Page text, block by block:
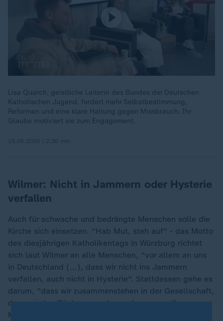
Lisa Quarch, geistliche Leiterin des Bundes der Deutschen
Katholischen Jugend, fordert mehr Selbstbestimmung,
Reformen und eine klare Haltung gegen Missbrauch. Ihr
Glaube motiviert sie zum Engagement.
Wilmer: Nicht in Jammern oder Hysterie
verfallen
Auch für schwache und bedrängte Menschen solle die
Kirche sich einsetzen. "Hab Mut, steh auf" - das Motto
des diesjährigen Katholikentags in Würzburg richtet
sich laut Wilmer an alle Menschen, "vor allem an uns
in Deutschland (...), dass wir nicht ins Jammern
verfallen, auch nicht in Hysterie". Stattdessen gehe es
darum, "dass wir zusammenstehen in der Gesellschaft,
dass wir den Rücken gerade machen - vor allem, wenn
Menschen bedrängt werden, wenn Minderheiten in die